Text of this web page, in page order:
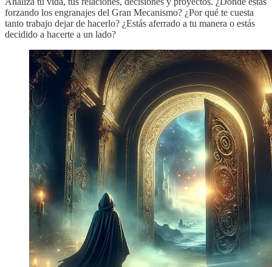
forzando los engranajes del Gran Mecanismo? ¿Por qué te cuesta
tanto trabajo dejar de hacerlo? ¿Estás aferrado a tu manera o estás
decidido a hacerte a un lado?